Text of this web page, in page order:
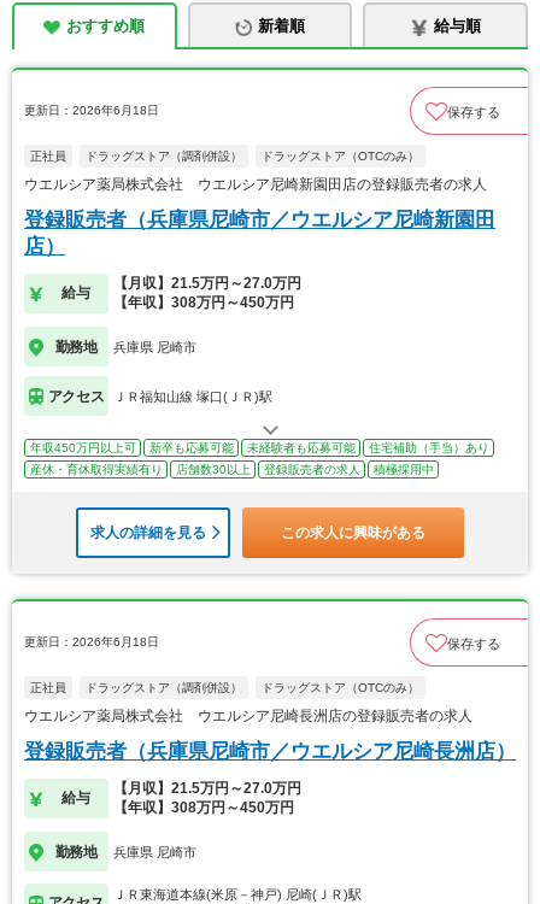
おすすめ順 新着順 給与順
更新日：2026年6月18日 保存する
正社員 ドラッグストア（調剤併設） ドラッグストア（OTCのみ）
ウエルシア薬局株式会社 ウエルシア尼崎新園田店の登録販売者の求人
登録販売者（兵庫県尼崎市／ウエルシア尼崎新園田
店）
給与
【月収】21.5万円～27.0万円
【年収】308万円～450万円
勤務地 兵庫県 尼崎市
アクセス ＪＲ福知山線 塚口(ＪＲ)駅
年収450万円以上可 新卒も応募可能 未経験者も応募可能
住宅補助（手当）あり
産休・育休取得実績有り
店舗数30以上 登録販売者の求人 積極採用中
求人の詳細を見る この求人に興味がある
更新日：2026年6月18日 保存する
正社員 ドラッグストア（調剤併設） ドラッグストア（OTCのみ）
ウエルシア薬局株式会社 ウエルシア尼崎長洲店の登録販売者の求人
登録販売者（兵庫県尼崎市／ウエルシア尼崎長洲店）
給与
【月収】21.5万円～27.0万円
【年収】308万円～450万円
勤務地 兵庫県 尼崎市
ＪＲ東海道本線(米原－神戸) 尼崎(ＪＲ)駅